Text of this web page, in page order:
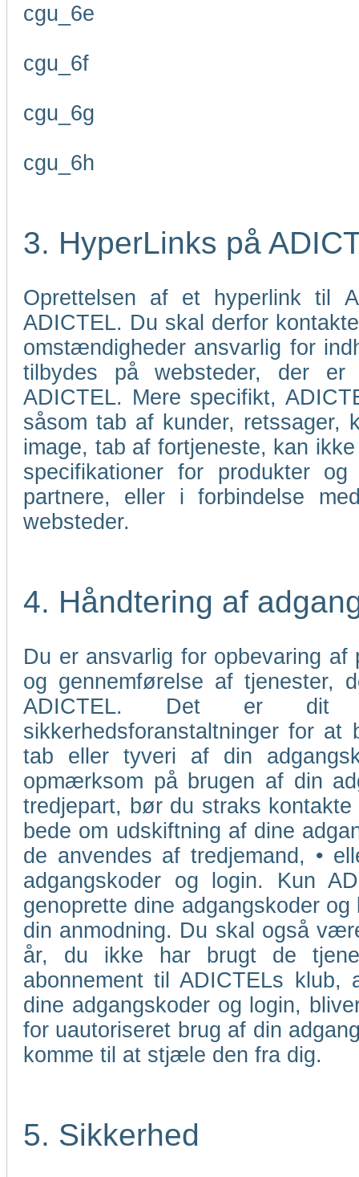
cgu_6e
cgu_6f
cgu_6g
cgu_6h
3. HyperLinks på
Oprettelsen af et hyperlink til
ADICTEL. Du skal derfor
omstændigheder ansvarlig for
tilbydes på websteder, der
ADICTEL. Mere specifikt,
såsom tab af kunder, retssager,
image, tab af fortjeneste, kan
specifikationer for produkter
partnere, eller i forbindelse
websteder.
4. Håndtering af
Du er ansvarlig for opbevaring
og gennemførelse af tjenester,
ADICTEL. Det er dit
sikkerhedsforanstaltninger for
tab eller tyveri af din
opmærksom på brugen af din
tredjepart, bør du straks
bede om udskiftning af dine
de anvendes af tredjemand, •
adgangskoder og login. Kun
genoprette dine adgangskoder
din anmodning. Du skal også
år, du ikke har brugt de
abonnement til ADICTELs klub,
dine adgangskoder og login,
for uautoriseret brug af din
komme til at stjæle den fra dig.
5. Sikkerhed